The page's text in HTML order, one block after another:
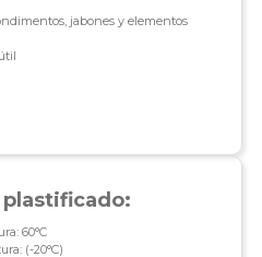
jabones y elementos
60°C
(-20°C)